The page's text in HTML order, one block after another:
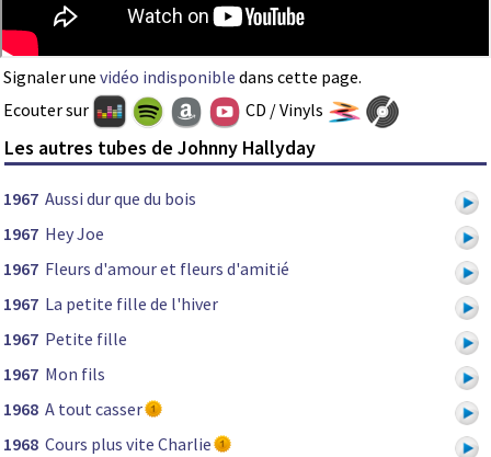
Signaler une vidéo indisponible dans cette page.
Ecouter sur
CD / Vinyls
Les autres tubes de Johnny Hallyday
1967 Aussi dur que du bois
1967 Hey Joe
1967 Fleurs d'amour et fleurs d'amitié
1967 La petite fille de l'hiver
1967 Petite fille
1967 Mon fils
1968 A tout casser
1968 Cours plus vite Charlie